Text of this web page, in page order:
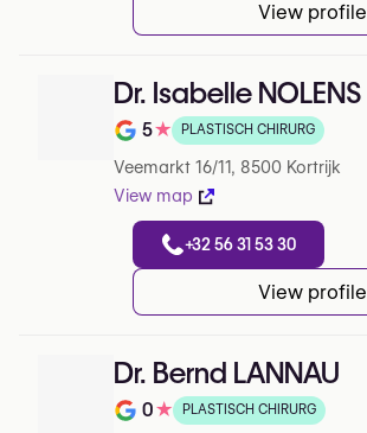
View profile
Dr. Isabelle NOLENS
Note de 5 sur 5 sur Google
5★ PLASTISCH CHIRURG
Veemarkt 16/11, 8500 Kortrijk
View map
+32 56 31 53 30
View profile
Dr. Bernd LANNAU
Note de 0 sur 5 sur Google
0★ PLASTISCH CHIRURG